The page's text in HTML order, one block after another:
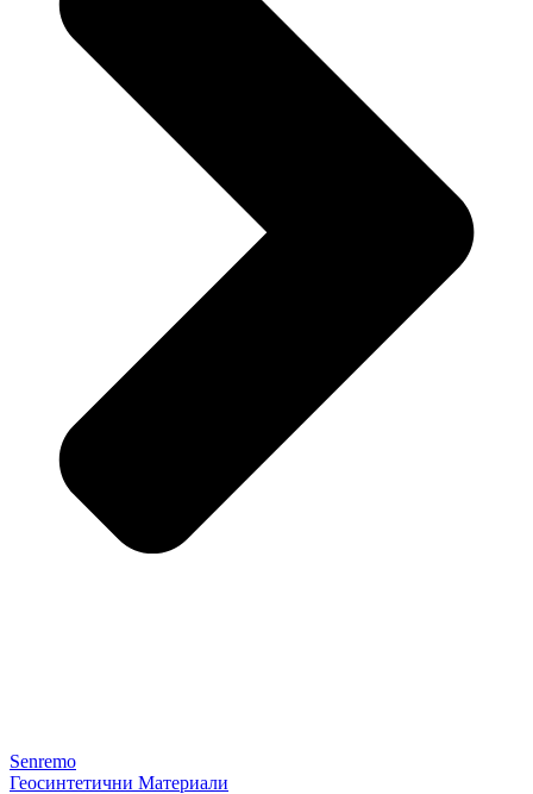
Senremo
Геосинтетични Материали